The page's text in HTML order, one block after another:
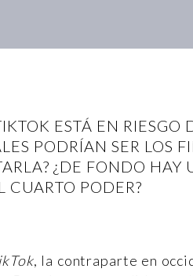
ESTÁ EN RIESGO
PODRÍAN SER LOS
¿DE FONDO
CUARTO PODER?
, la contraparte en